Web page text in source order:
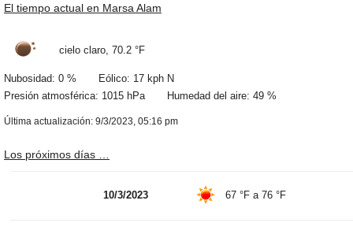
El tiempo actual en Marsa Alam
cielo claro, 70.2 °F
Nubosidad: 0 % Eólico: 17 kph N
Presión atmosférica: 1015 hPa Humedad del aire: 49 %
Última actualización: 9/3/2023, 05:16 pm
Los próximos días …
10/3/2023 67 °F a76 °F